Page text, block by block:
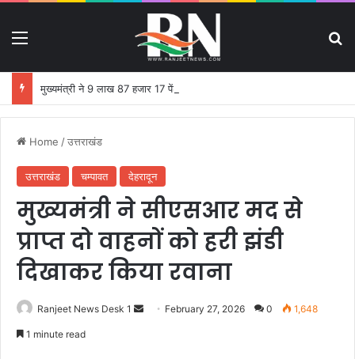
Home /उत्तराखंड
उत्तराखंड चम्पावत देहरादून
मुख्यमंत्री ने सीएसआर मद से
प्राप्त दो वाहनों को हरी झंडी
दिखाकर किया रवाना
Ranjeet News Desk 1 February 27, 2026 0 1,648
1 minute read